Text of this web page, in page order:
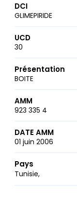
DCI
GLIMEPIRIDE
UCD
30
Présentation
BOITE
AMM
923 335 4
DATE AMM
01 juin 2006
Pays
Tunisie